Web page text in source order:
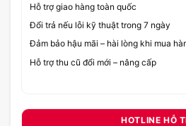
Hỗ trợ giao hàng toàn quốc
Đổi trả nếu lỗi kỹ thuật trong 7 ngày
Đảm bảo hậu mãi – hài lòng khi mua
Hỗ trợ thu cũ đổi mới – nâng cấp
HOTLINE HỖ